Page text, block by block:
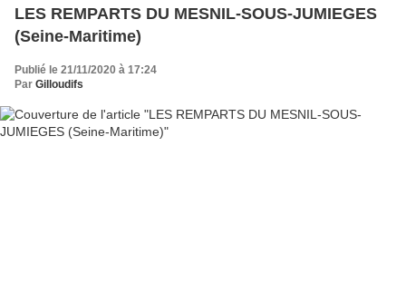
LES REMPARTS DU MESNIL-SOUS-JUMIEGES
(Seine-Maritime)
Publié le 21/11/2020 à 17:24
Par Gilloudifs